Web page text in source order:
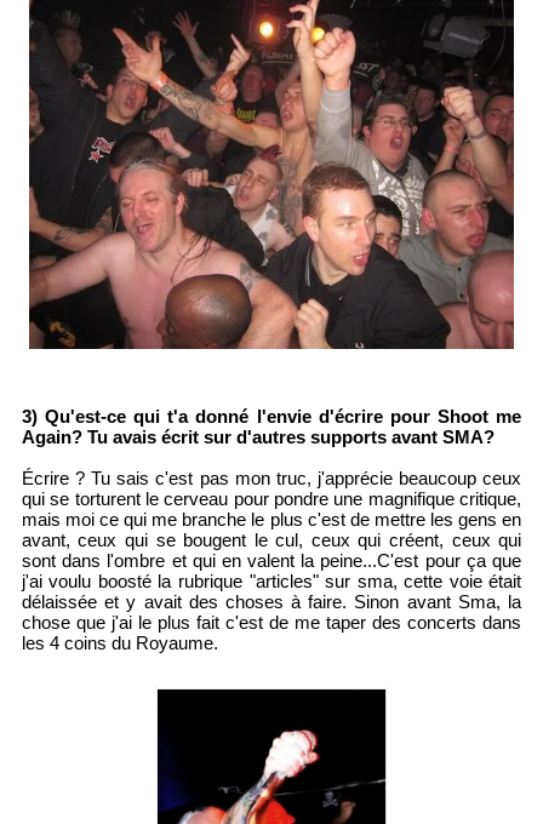
3) Qu'est-ce qui t'a donné l'envie d'écrire pour Shoot me
Again? Tu avais écrit sur d'autres supports avant SMA?
Écrire ? Tu sais c'est pas mon truc, j'apprécie beaucoup ceux
qui se torturent le cerveau pour pondre une magnifique critique,
mais moi ce qui me branche le plus c'est de mettre les gens en
avant, ceux qui se bougent le cul, ceux qui créent, ceux qui
sont dans l'ombre et qui en valent la peine...C'est pour ça que
j'ai voulu boosté la rubrique "articles" sur sma, cette voie était
délaissée et y avait des choses à faire. Sinon avant Sma, la
chose que j'ai le plus fait c'est de me taper des concerts dans
les 4 coins du Royaume.